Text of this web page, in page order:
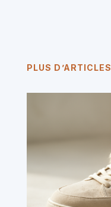
PLUS D’ARTICLES